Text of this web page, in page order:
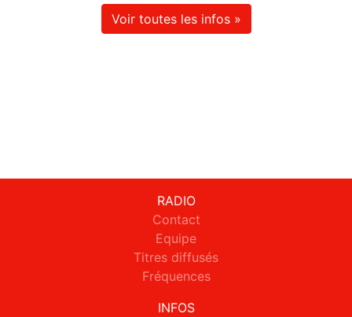
Voir toutes les infos »
RADIO
Contact
Equipe
Titres diffusés
Fréquences
INFOS